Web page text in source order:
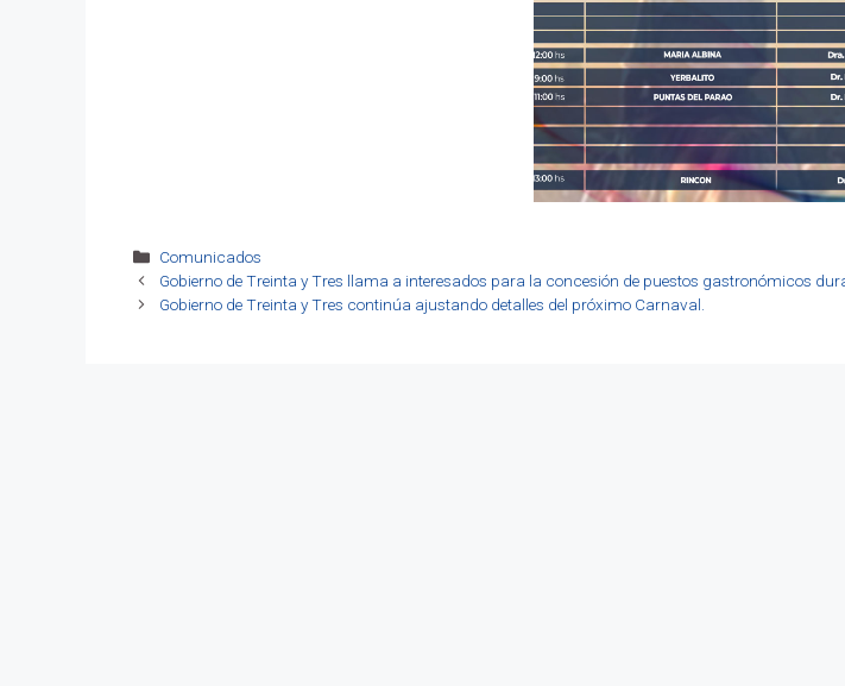
Categorías
Comunicados
Gobierno de Treinta y Tres llama a interesados para la concesión de puestos gastronómicos
Gobierno de Treinta y Tres continúa ajustando detalles del próximo Carnaval.